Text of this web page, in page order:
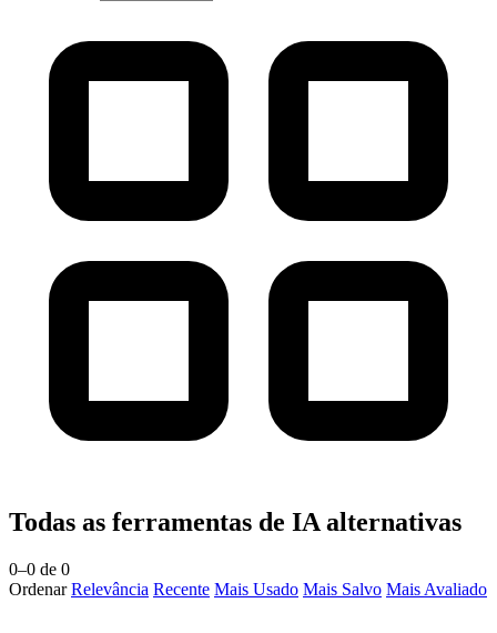
Todas as ferramentas de IA alternativas
0–0 de 0
OrdenarRelevância Recente Mais Usado Mais Salvo Mais Avaliado